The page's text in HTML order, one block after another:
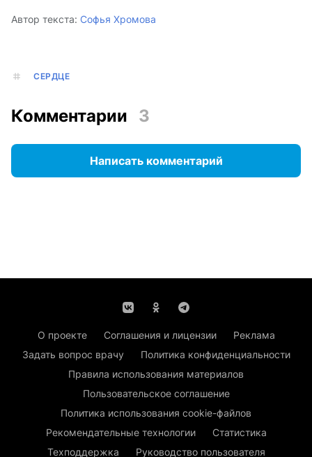
Автор текста: Софья Хромова
СЕРДЦЕ
Комментарии 3
Написать комментарий
О проекте Соглашения и лицензии
Реклама
Задать вопрос врачу
Политика конфиденциальности
Правила использования материалов
Пользовательское соглашение
Политика использования cookie-файлов
Рекомендательные технологии
Статистика
Техподдержка
Руководство пользователя